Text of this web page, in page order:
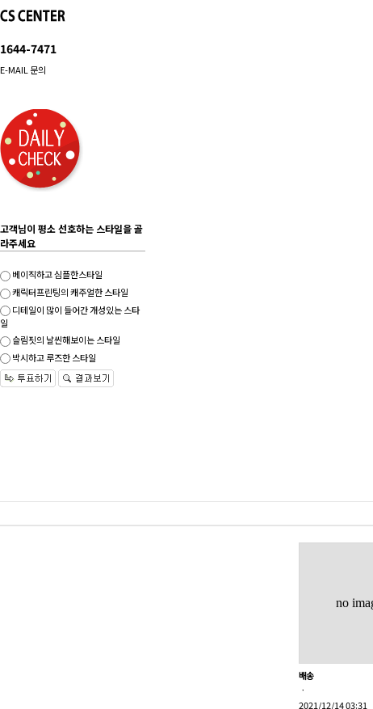
1644-7471
E-MAIL 문의
고객님이 평소 선호하는 스타일을 골
라주세요
베이직하고 심플한스타일
캐릭터프린팅의 캐주얼한 스타일
디테일이 많이 들어간 개성있는 스타
일
슬림핏의 날씬해보이는 스타일
박시하고 루즈한 스타일
no
배송
ㆍ
2021/12/14 03:31